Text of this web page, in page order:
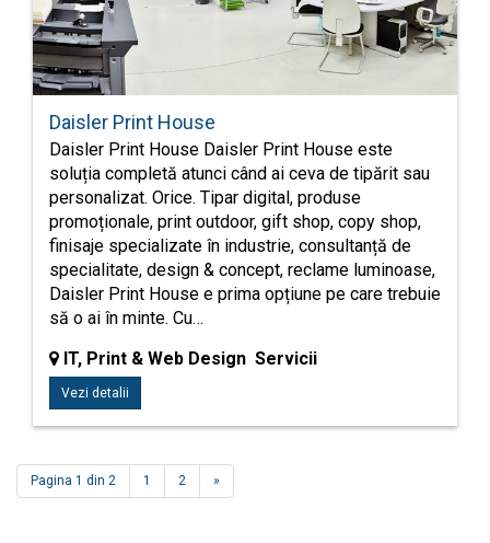
Daisler Print House
Daisler Print House Daisler Print House este
soluția completă atunci când ai ceva de tipărit sau
personalizat. Orice. Tipar digital, produse
promoționale, print outdoor, gift shop, copy shop,
finisaje specializate în industrie, consultanță de
specialitate, design & concept, reclame luminoase,
Daisler Print House e prima opțiune pe care trebuie
să o ai în minte. Cu…
IT, Print & Web Design Servicii
Vezi detalii
Pagina 1 din 2 1 2 »